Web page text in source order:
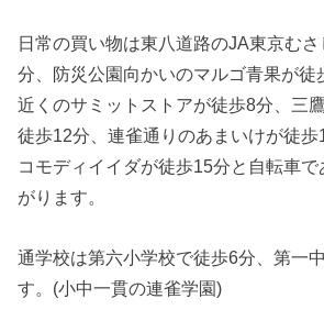
日常の買い物は東八道路のJA東京む
分、防災公園向かいのマルゴ青果が徒
近くのサミットストアが徒歩8分、三
徒歩12分、連雀通りのあまいけが徒
コモディイイダが徒歩15分と自転車
がります。
通学校は第六小学校で徒歩6分、第一
す。(小中一貫の連雀学園)